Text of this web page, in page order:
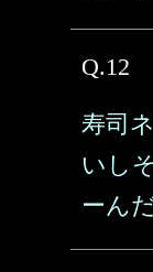
Q.12
寿司
いし
ーん